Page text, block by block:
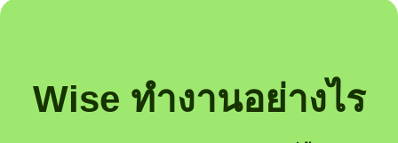
Wise ทำงานอย่างไร